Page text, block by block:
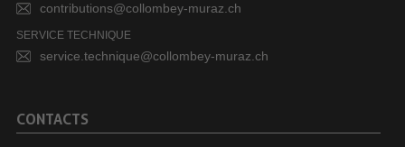
contributions@collombey-muraz.ch
SERVICE TECHNIQUE
service.technique@collombey-muraz.ch
CONTACTS